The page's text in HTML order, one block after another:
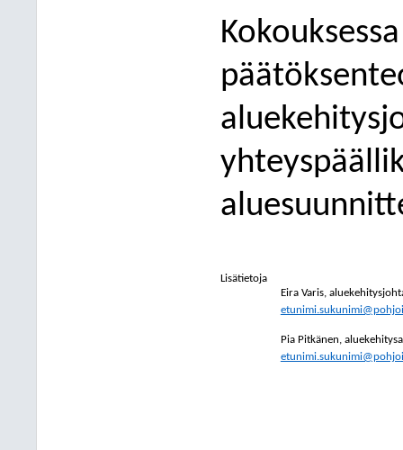
Lisätietoja
Eira Varis,
Pia Pitkänen,